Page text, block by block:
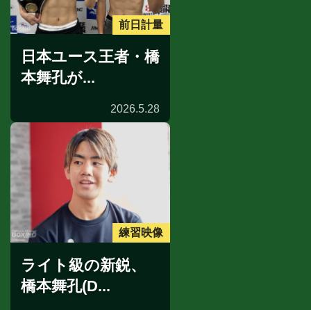
前日計量
日本ユース王者・橋
本舞孔が...
2026.5.28
練習映像
ライト級の新鋭、
橋本舞孔(D...